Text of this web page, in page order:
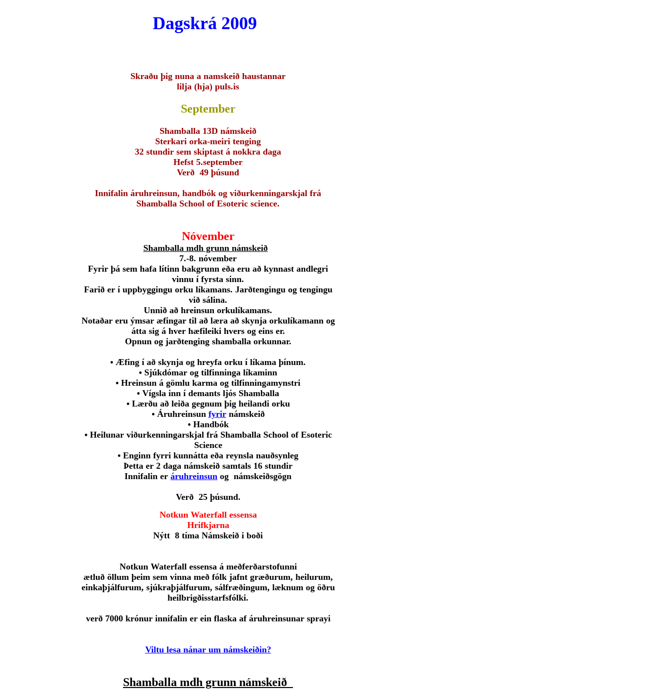
Dagskrá 2009
Skraðu þig nuna a namskeið haustannar
lilja (hja) puls.is
September
Shamballa 13D námskeið
Sterkari orka-meiri tenging
32 stundir sem skiptast á nokkra daga
Hefst 5.september
Verð 49 þúsund
Innifalin áruhreinsun, handbók og viðurkenningarskjal frá
Shamballa School of Esoteric science.
Nóvember
Shamballa mdh grunn námskeið
7.-8. nóvember
Fyrir þá sem hafa lítinn bakgrunn eða eru að kynnast andlegri
vinnu í fyrsta sinn.
Farið er í uppbyggingu orku líkamans. Jarðtengingu og tengingu
við sálina.
Unnið að hreinsun orkulíkamans.
Notaðar eru ýmsar æfingar til að læra að skynja orkulíkamann og
átta sig á hver hæfileiki hvers og eins er.
Opnun og jarðtenging shamballa orkunnar.
• Æfing í að skynja og hreyfa orku í líkama þínum.
• Sjúkdómar og tilfinninga líkaminn
• Hreinsun á gömlu karma og tilfinningamynstri
• Vígsla inn í demants ljós Shamballa
• Lærðu að leiða gegnum þig heilandi orku
• Áruhreinsun fyrirnámskeið
• Handbók
• Heilunar viðurkenningarskjal frá Shamballa School of Esoteric
Science
• Enginn fyrri kunnátta eða reynsla nauðsynleg
Þetta er 2 daga námskeið samtals 16 stundir
Innifalin er áruhreinsun og námskeiðsgögn
Verð 25 þúsund.
Notkun Waterfall essensa
Hrifkjarna
Nýtt 8 tíma Námskeið i boði
Notkun Waterfall essensa á meðferðarstofunni
ætluð öllum þeim sem vinna með fólk jafnt græðurum, heilurum,
einkaþjálfurum, sjúkraþjálfurum, sálfræðingum, læknum og öðru
heilbrigðisstarfsfólki.
verð 7000 krónur innifalin er ein flaska af áruhreinsunar sprayi
Viltu lesa nánar um námskeiðin?
Shamballa mdh grunn námskeið